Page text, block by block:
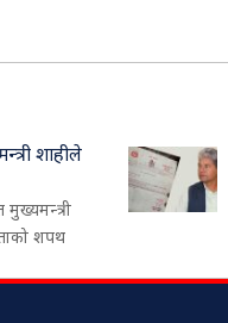
शाहीले
मुख्यमन्त्री
शपथ